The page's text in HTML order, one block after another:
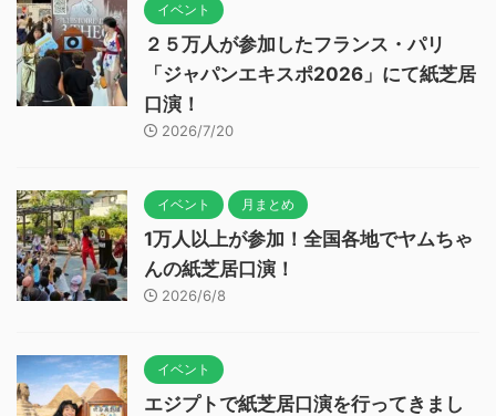
イベント
２５万人が参加したフランス・パリ
「ジャパンエキスポ2026」にて紙芝居
口演！
2026/7/20
イベント 月まとめ
1万人以上が参加！全国各地でヤムちゃ
んの紙芝居口演！
2026/6/8
イベント
エジプトで紙芝居口演を行ってきまし